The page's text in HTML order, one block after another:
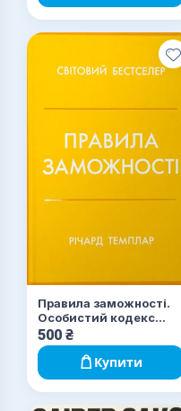
Правила заможності.
Особистий кодекс
процвітання та
достатку
500 ₴
Купити